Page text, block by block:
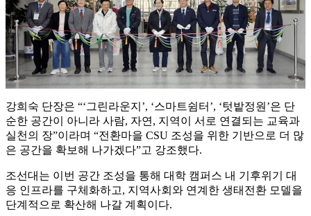
강희숙 단장은 “‘그린라운지’, ‘스마트쉼터’, ‘텃밭정원’은 단
순한 공간이 아니라 사람, 자연, 지역이 서로 연결되는 교육과
실천의 장”이라며 “전환마을 CSU 조성을 위한 기반으로 더 많
은 공간을 확보해 나가겠다”고 강조했다.
조선대는 이번 공간 조성을 통해 대학 캠퍼스 내 기후위기 대
응 인프라를 구체화하고, 지역사회와 연계한 생태전환 모델을
단계적으로 확산해 나갈 계획이다.